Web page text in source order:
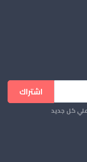
اشتراك
علي كل جديد